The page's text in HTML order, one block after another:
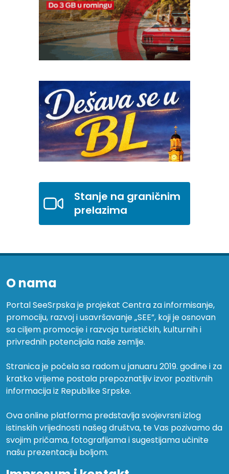
Stanje na graničnim
prelazima
O nama
Portal SeeSrpska je projekat Centra za informisanje,
promociju, razvoj i usavršavanje „SEE”, koji je osnovan
sa ciljem promocije i razvoja turističkih, kulturnih i
privrednih potencijala naše zemlje.
Stranica je počela sa radom u januaru 2019. godine i za
kratko vrijeme postala prepoznatljiv izvor pozitivnih
informacija iz Republike Srpske.
Ova online platforma predstavlja svojevrsni izlog
istinskih vrijednosti našeg društva, te Vas pozivamo da
svojim pričama, fotografijama i sugestijama učinite
našu prezentaciju boljom.